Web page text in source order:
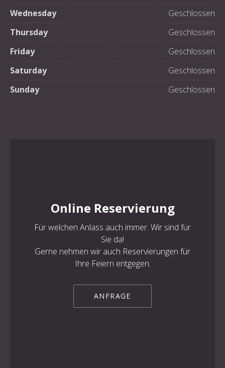
Wednesday
Geschlossen
Thursday
Geschlossen
Friday
Geschlossen
Saturday
Geschlossen
Sunday
Geschlossen
Online Reservierung
Für welchen Anlass auch immer. Wir sind für
Sie da!
Gerne nehmen wir auch Reservierungen für
Ihre Feiern entgegen.
ANFRAGE
PREVIOUS